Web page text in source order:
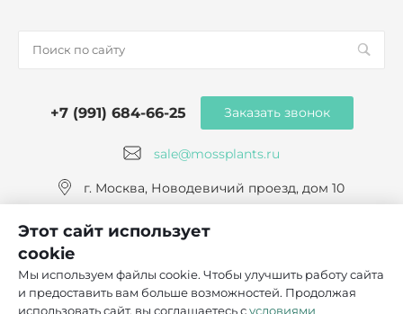
sale@mossplants.ru
+7 (991) 684-66-25
г. Москва, Новодевичий проезд, дом 10
Заказать звонок
© 2026 Mossplants, Все права защищены
Этот сайт использует
cookie
Мы используем файлы cookie. Чтобы улучшить работу сайта
и предоставить вам больше возможностей. Продолжая
использовать сайт, вы соглашаетесь сусловиями